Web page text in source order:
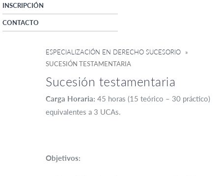
INSCRIPCIÓN
CONTACTO
ESPECIALIZACIÓN EN DERECHO SUCESORIO »
SUCESIÓN TESTAMENTARIA
Sucesión testamentaria
Carga Horaria: 45 horas (15 teórico – 30 práctico)
equivalentes a 3 UCAs.
Objetivos: